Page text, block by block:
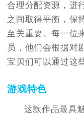
合理分配资源，进
之间取得平衡，保
至关重要。每一位
员，他们会根据对
宝贝们可以通过这
游戏特色
这款作品最具